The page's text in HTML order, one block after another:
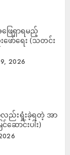
ြေရှာရမည့်
ဖော်ရေး (သတင်း
2026
လည်းရှုံးခဲ့ရတဲ့ အာ
ဆောင်းပါး)